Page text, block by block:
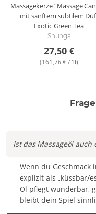
Massagekerze “Massage
mit sanftem subtilem
Exotic Green Tea
Shunga
27,50 €
(161,76 € / 1l)
Ist das Massageöl auch
Wenn du Geschmack
explizit als „küssbar/
Öl pflegt wunderbar,
bleibt dein Spiel